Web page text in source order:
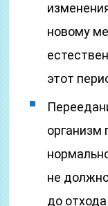
новому
этот
организм
не
до